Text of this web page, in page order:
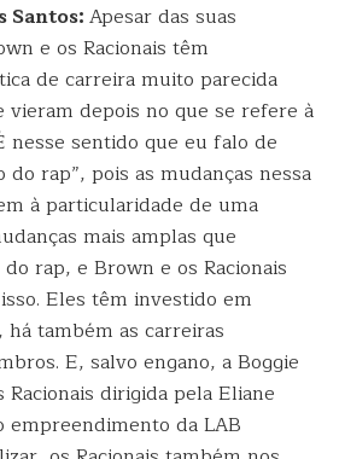
Santos:Apesar das suas
e os Racionais têm
de carreira muito parecida
vieram depois no que se refere à
nesse sentido que eu falo de
do rap”, pois as mudanças nessa
à particularidade de uma
mais amplas que
rap, e Brown e os Racionais
Eles têm investido em
também as carreiras
E, salvo engano, a Boggie
dirigida pela Eliane
empreendimento da LAB